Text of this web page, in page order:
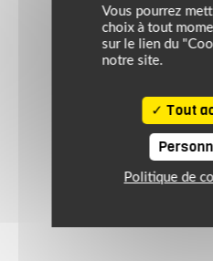
Vous pourrez
choix à tout
sur le lien du
notre site.
Tout
Politique de